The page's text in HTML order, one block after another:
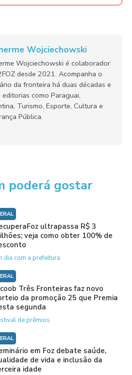
Wojciechowski
Wojciechowski é colaborador
desde 2021. Acompanha o
da fronteira há duas décadas e
editorias como Paraguai,
Turismo, Esporte, Cultura e
Pública.
poderá gostar
ultrapassa R$ 3
veja como obter 100% de
dia com a prefeitura
Três Fronteiras faz novo
da promoção 25 que Premia
segunda
de prêmios
em Foz debate saúde,
de vida e inclusão da
idade